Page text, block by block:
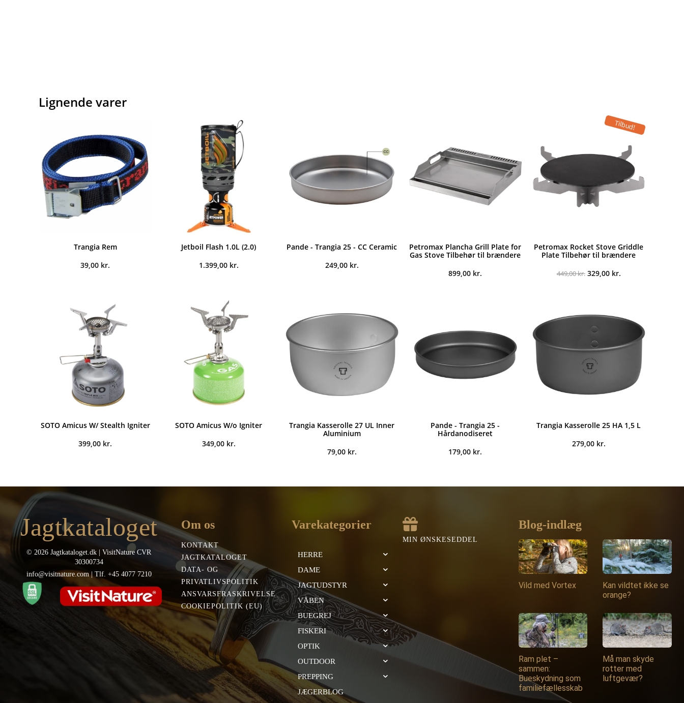
Lignende varer
Trangia Rem
39,00 kr.
Jetboil Flash 1.0L (2.0)
1.399,00 kr.
Pande - Trangia 25 - CC Ceramic
249,00 kr.
Petromax Plancha Grill Plate for
Gas Stove Tilbehør til brændere
899,00 kr.
Tilbud!
Petromax Rocket Stove Griddle
Plate Tilbehør til brændere
449,00kr. Den
329,00 kr.Den
SOTO Amicus W/ Stealth Igniter
399,00 kr.
SOTO Amicus W/o Igniter
349,00 kr.
Trangia Kasserolle 27 UL Inner
Aluminium
79,00 kr.
Pande - Trangia 25 -
Hårdanodiseret
179,00 kr.
Trangia Kasserolle 25 HA 1,5 L
279,00 kr.
Jagtkataloget
© 2026 Jagtkataloget.dk | VisitNature CVR
30300734
info@visitnature.com | Tlf. +45 4077 7210
Om os
KONTAKT
JAGTKATALOGET
DATA- OG
PRIVATLIVSPOLITIK
ANSVARSFRASKRIVELSE
COOKIEPOLITIK (EU)
Varekategorier
HERRE
DAME
JAGTUDSTYR
VÅBEN
BUEGREJ
FISKERI
OPTIK
OUTDOOR
PREPPING
JÆGERBLOG
MIN ØNSKESEDDEL
Blog-indlæg
Vild med Vortex
Kan vildtet ikke se
orange?
Ram plet –
sammen:
Bueskydning som
familiefællesskab
Må man skyde
rotter med
luftgevær?